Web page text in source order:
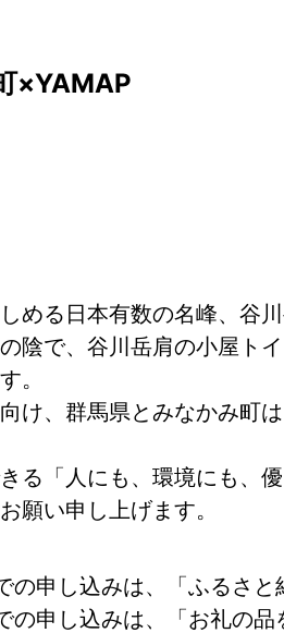
×YAMAP
める日本有数の名峰、谷川
陰で、谷川岳肩の小屋ト
。
け、群馬県とみなかみ町
る「人にも、環境にも、
願い申し上げます。
の申し込みは、「ふるさ
の申し込みは、「お礼の